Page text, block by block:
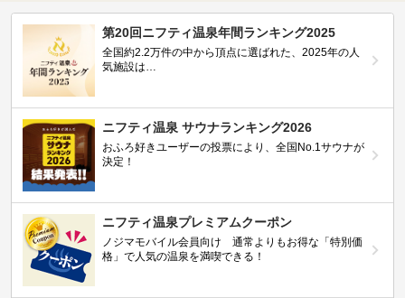
第20回ニフティ温泉年間ランキング2025
全国約2.2万件の中から頂点に選ばれた、2025年の人
気施設は…
ニフティ温泉 サウナランキング2026
おふろ好きユーザーの投票により、全国No.1サウナが
決定！
ニフティ温泉プレミアムクーポン
ノジマモバイル会員向け 通常よりもお得な「特別価
格」で人気の温泉を満喫できる！